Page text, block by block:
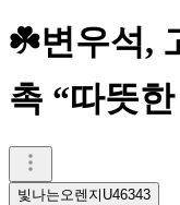
☘️변우석,
촉 “따뜻
빛나는오렌지U46343